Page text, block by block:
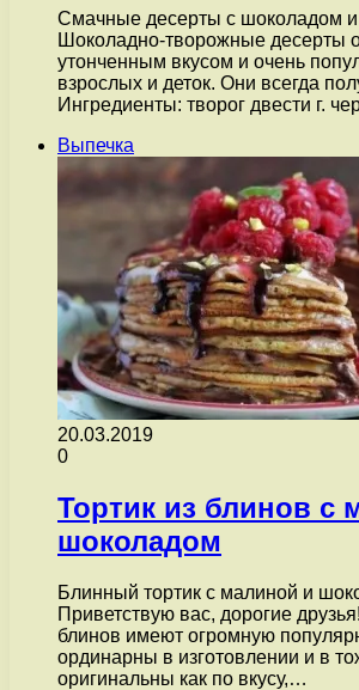
Смачные десерты с шоколадом и
Шоколадно-творожные десерты
утонченным вкусом и очень
взрослых и деток. Они всегда
Ингредиенты: творог двести г.
Выпечка
20.03.2019
0
Тортик из блинов с
шоколадом
Блинный тортик с малиной и
Приветствую вас, дорогие
блинов имеют огромную
ординарны в изготовлении и в
оригинальны как по вкусу,…